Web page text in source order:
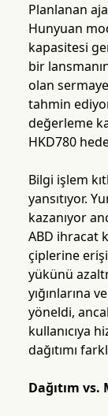
Planlanan
Hunyuan
kapasitesi
bir
olan
tahmin
değerleme
HKD780
Bilgi işlem
yansıtıyor.
kazanıyor
ABD ihracat
çiplerine
yükünü
yığınlarına
yöneldi,
kullanıcıya
dağıtımı
Dağıtım